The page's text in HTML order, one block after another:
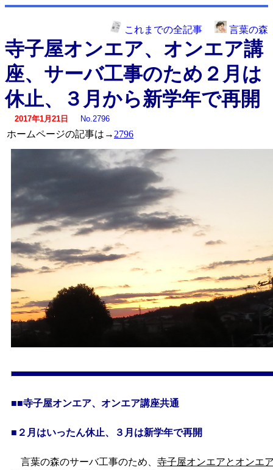
これまでの全記事 言葉の森
寺子屋オンエア、オンエア講
座、サーバ工事のため２月は
休止、３月から新学年で再開
2017年1月21日 No.2796
ホームページの記事は→ 2796
■■寺子屋オンエア、オンエア講座共通
■２月はいったん休止、３月は新学年で再開
言葉の森のサーバ工事のため、 寺子屋オンエアとオンエ